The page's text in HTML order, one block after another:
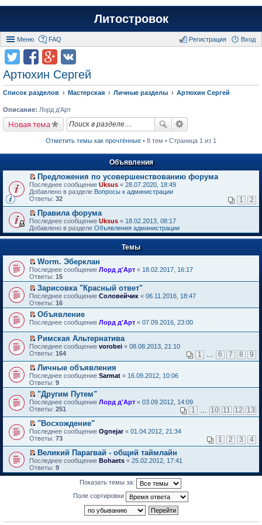
Литостровок
Меню FAQ Вход
Регистрация
Артюхин Сергей
Список разделов Мастерская Личные разделы Артюхин Сергей
Описание: Лорд д'Арт
Новая тема
Отметить темы как прочтённые • 8 тем • Страница 1 из 1
Объявления
П
е
р
й
т
и
к
п
в
о
м
у
н
е
п
р
о
ч
и
т
а
н
о
м
у
с
о
о
б
е
н
и
ю
Предложения по усовершенствованию форума
Последнее сообщение Uksus « 28.07.2020, 18:49
Добавлено в разделе Вопросы к администрации
Ответы: 32 1 2
П
е
р
е
т
и
к
п
е
р
в
о
м
у
н
е
п
р
о
ч
и
т
а
н
н
о
м
у
с
о
о
щ
е
н
и
Правила форума
Последнее сообщение Uksus « 18.02.2013, 08:17
Добавлено в разделе Объявления администрации
Темы
П
е
р
е
й
т
и
к
п
е
р
в
о
у
н
е
п
р
о
ч
и
т
а
н
о
м
у
с
и
Worm. Эберклан
Последнее сообщение Лорд д'Арт « 18.02.2017, 16:17
Ответы: 15
П
е
р
е
й
и
к
п
е
р
в
о
м
у
н
е
п
р
ч
и
т
а
н
н
о
Зарисовка "Красный ответ"
Последнее сообщение Соловейчик « 06.11.2016, 18:47
Ответы: 16
П
р
е
й
т
и
к
п
е
р
о
м
у
е
п
р
о
ч
и
т
Объявление
Последнее сообщение Лорд д'Арт « 07.09.2016, 23:00
П
е
е
й
т
и
к
п
е
в
о
м
у
н
е
п
р
о
н
Римская Альтернатива
Последнее сообщение vorobei « 08.08.2013, 21:10
Ответы: 164 1 6 7 8 9
П
е
р
е
й
т
и
к
п
е
в
о
м
у
и
Личные объявления
Последнее сообщение Sarmat « 16.09.2012, 10:06
Ответы: 9
П
е
е
т
и
к
п
е
р
в
"Другим Путем"
Последнее сообщение Лорд д'Арт « 03.09.2012, 14:09
Ответы: 251 1 10 11 12 13
П
е
е
й
т
и
м
"Восхождение"
Последнее сообщение Ognejar« 01.04.2012, 21:34
Ответы: 73 1 2 3 4
П
е
р
е
Великий Парагвай - общий таймлайн
Последнее сообщение Bohaets « 25.02.2012, 17:41
Ответы: 9
Показать темы за:
Поле сортировки